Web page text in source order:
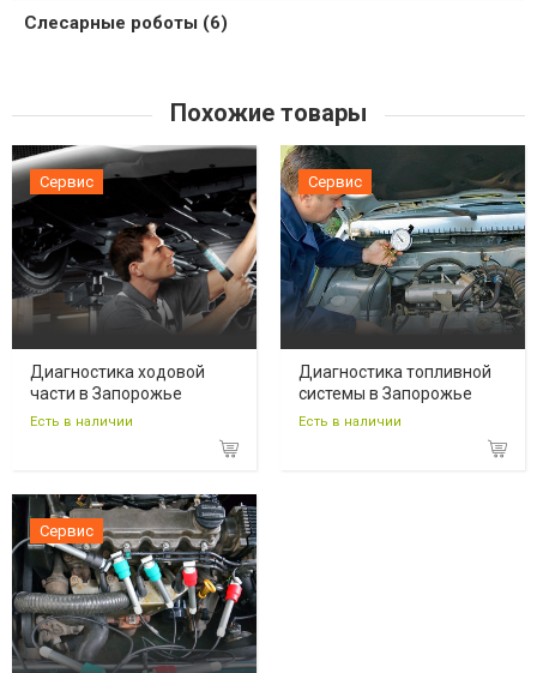
Слесарные роботы (6)
Похожие товары
Сервис
Диагностика ходовой
части в Запорожье
Есть в наличии
Сервис
Диагностика топливной
системы в Запорожье
Есть в наличии
Сервис